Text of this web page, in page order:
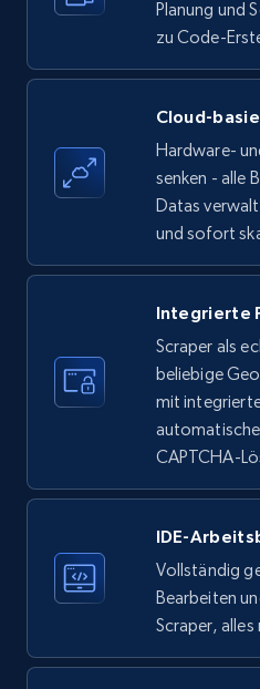
35.3K+ 5.7K+
Amazon products - find
upc numbers
Title, Seller name, Brand,
price, Currency,
LinkedIn company
ID, Name, Country code,
Employees in linkedin,
3.5K+
Planung und
zu Code-
Cloud-
Hardware-
senken - alle
Datas
und sofort
Integrierte
Scraper als
beliebige
mit
CAPTCHA-
IDE-
Vollständig
Bearbeiten
Scraper,